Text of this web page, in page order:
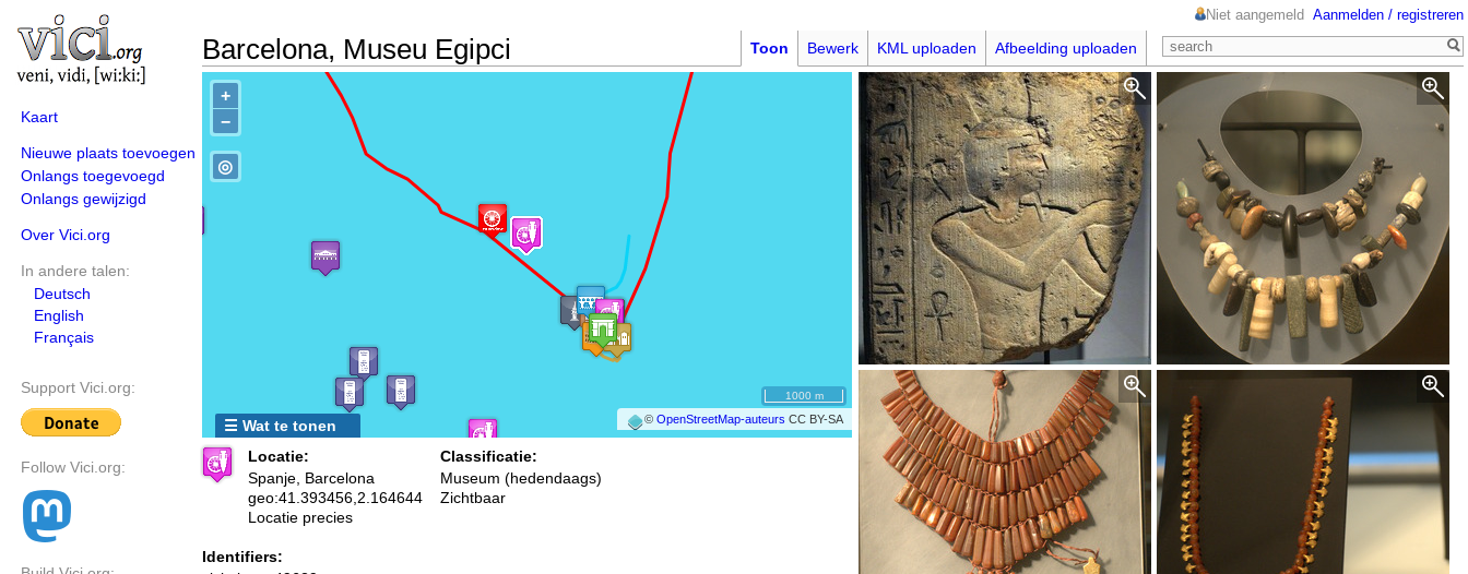
Kaart
Nieuwe plaats toevoegen
Onlangs toegevoegd
Onlangs gewijzigd
Over Vici.org
In andere talen:
Deutsch
English
Français
Support Vici.org:
Follow Vici.org:
Barcelona, Museu Egipci
Niet aangemeld Aanmelden / registreren
Toon Bewerk KML uploaden Afbeelding uploaden
+
−
©OpenStreetMap-auteurs CC BY-SA
◎
1000 m
☰ Wat te tonen
Locatie:
Spanje, Barcelona
geo:41.393456,2.164644
Locatie precies
Classificatie:
Museum (hedendaags)
Zichtbaar
Identifiers: